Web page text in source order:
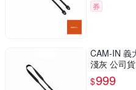
券
CAM-IN 義
淺灰 公司貨
$999